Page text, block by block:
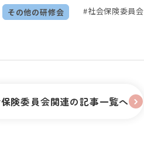
その他の研修会 #社会保険委員会
険委員会関連の記事一覧へ